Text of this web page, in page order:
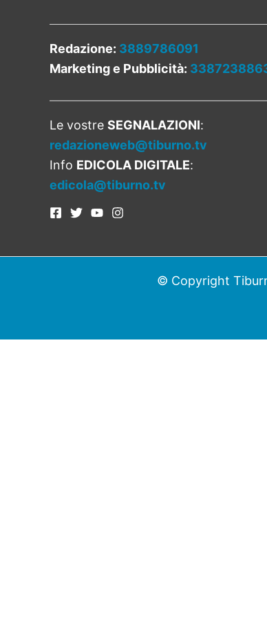
Redazione: 3889786091
Marketing e Pubblicità:
Le vostre SEGNALAZIONI:
redazioneweb@tiburno.tv
Info EDICOLA DIGITALE:
edicola@tiburno.tv
© Copyright